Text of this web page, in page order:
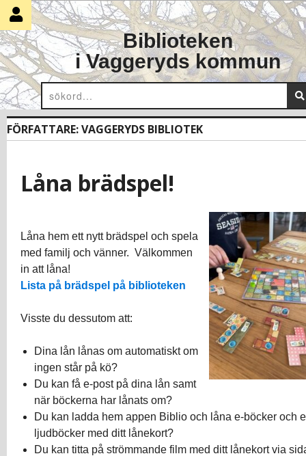
Skip
content
Biblioteken
i Vaggeryds kommun
FÖRFATTARE:VAGGERYDS BIBLIOTEK
Låna brädspel!
Låna hem ett nytt brädspel och spela
med familj och vänner. Välkommen
in att låna!
Lista på brädspel på biblioteken
Visste du dessutom att:
Dina lån lånas om automatiskt om
ingen står på kö?
Du kan få e-post på dina lån samt
när böckerna har lånats om?
Du kan ladda hem appen Biblio och låna e-böcker och
ljudböcker med ditt lånekort?
Du kan titta på strömmande film med ditt lånekort via